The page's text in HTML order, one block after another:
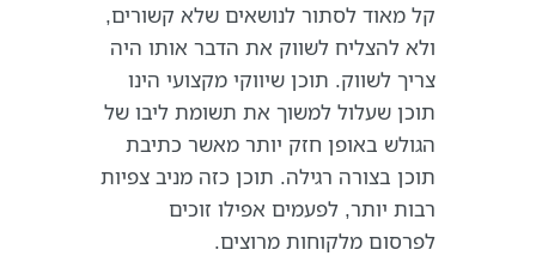
קל מאוד לסתור לנושאים שלא קשורים,
ולא להצליח לשווק את הדבר אותו היה
צריך לשווק. תוכן שיווקי מקצועי הינו
תוכן שעלול למשוך את תשומת ליבו של
הגולש באופן חזק יותר מאשר כתיבת
תוכן בצורה רגילה. תוכן כזה מניב צפיות
רבות יותר, לפעמים אפילו זוכים
לפרסום מלקוחות מרוצים.